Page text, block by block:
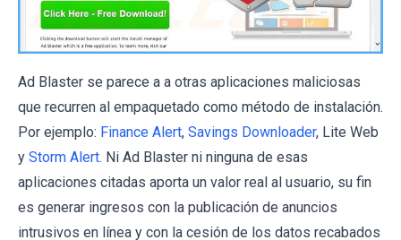
Ad Blaster se parece a a otras aplicaciones maliciosas
que recurren al empaquetado como método de instalación.
Por ejemplo: Finance Alert, Savings Downloader, Lite Web
y Storm Alert. Ni Ad Blaster ni ninguna de esas
aplicaciones citadas aporta un valor real al usuario, su fin
es generar ingresos con la publicación de anuncios
intrusivos en línea y con la cesión de los datos recabados